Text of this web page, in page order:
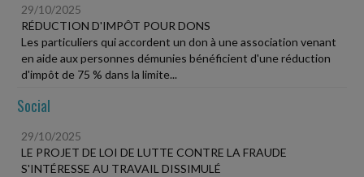
29/10/2025
RÉDUCTION D'IMPÔT POUR DONS
Les particuliers qui accordent un don à une association venant
en aide aux personnes démunies bénéficient d'une réduction
d'impôt de 75 % dans la limite...
Social
29/10/2025
LE PROJET DE LOI DE LUTTE CONTRE LA FRAUDE
S'INTÉRESSE AU TRAVAIL DISSIMULÉ